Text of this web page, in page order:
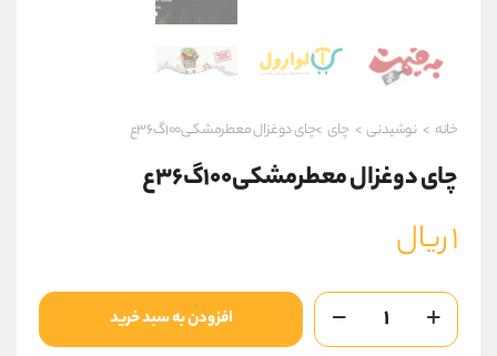
خانه > نوشیدنی > چای >چای دوغزال معطرمشکی۱۰۰گ۳۶ع
چای دوغزال معطرمشکی۱۰۰گ۳۶ع
۱ریال
چای
دوغزال
معطرمشکی100گ36ع
افزودن به سبد خرید